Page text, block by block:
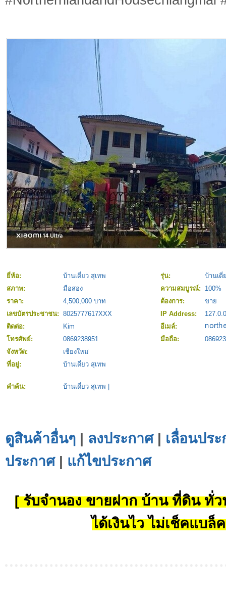
ยี่ห้อ: บ้านเดี่ยว สุเทพ รุ่น:
บ้านเดี่
สภาพ:
มือสอง ความสมบูรณ์:
100%
ราคา:
4,500,000 บาท ต้องการ:
ขาย
เลขบัตรประชาชน: 8025777617XXX IP Address:
ติดต่อ:
Kim
อีเมล์:
โทรศัพย์:
0869238951 มือถือ:
จังหวัด:
เชียงใหม่
ที่อยู่:
บ้านเดี่ยว สุเทพ
คำค้น: บ้านเดี่ยว สุเทพ
ดูสินค้าอื่นๆ | ลงประกาศ| เลื่อนปร
ประกาศ| แก้ไขประกาศ
[ รับจำนอง ขายฝาก บ้าน ที่ดิน ทั่ว
ได้เงินไว ไม่เช็คแบล็